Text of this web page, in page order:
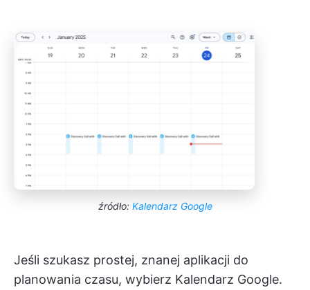
źródło: Kalendarz Google
Jeśli szukasz prostej, znanej aplikacji do
planowania czasu, wybierz Kalendarz Google.